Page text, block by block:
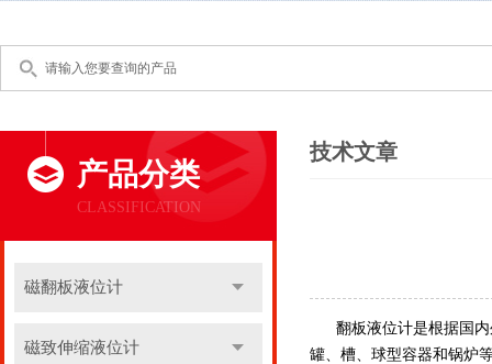
产品分类
CLASSIFICATION
磁翻板液位计
磁致伸缩液位计
技术文章
翻板液位计是根据国
罐、槽、球型容器和锅炉